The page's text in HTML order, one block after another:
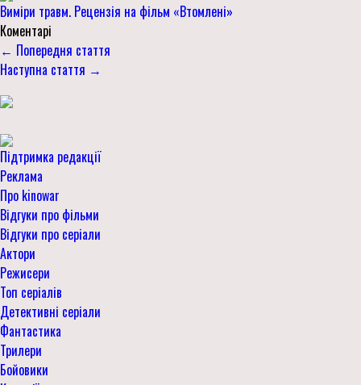
Виміри травм. Рецензія на фільм «Втомлені»
Коментарі
← Попередня стаття
Наступна стаття →
Підтримка редакції
Реклама
Про kinowar
Відгуки про фільми
Відгуки про серіали
Актори
Режисери
Топ серіалів
Детективні серіали
Фантастика
Трилери
Бойовики